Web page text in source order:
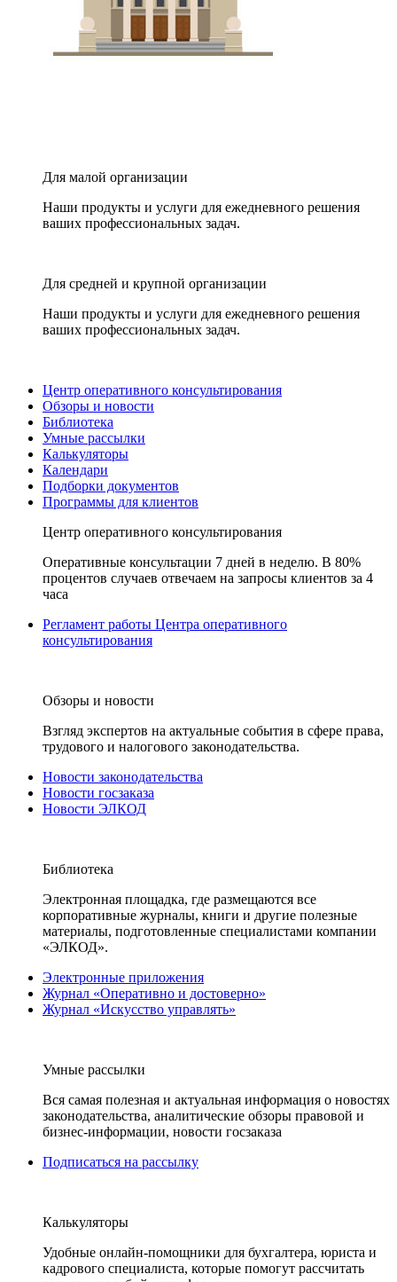
Для малой организации
Наши продукты и услуги для ежедневного решения
ваших профессиональных задач.
Для средней и крупной организации
Наши продукты и услуги для ежедневного решения
ваших профессиональных задач.
Центр оперативного консультирования
Обзоры и новости
Библиотека
Умные рассылки
Калькуляторы
Календари
Подборки документов
Программы для клиентов
Центр оперативного консультирования
Оперативные консультации 7 дней в неделю. В 80%
процентов случаев отвечаем на запросы клиентов за 4
часа
Регламент работы Центра оперативного
консультирования
Обзоры и новости
Взгляд экспертов на актуальные события в сфере права,
трудового и налогового законодательства.
Новости законодательства
Новости госзаказа
Новости ЭЛКОД
Библиотека
Электронная площадка, где размещаются все
корпоративные журналы, книги и другие полезные
материалы, подготовленные специалистами компании
«ЭЛКОД».
Электронные приложения
Журнал «Оперативно и достоверно»
Журнал «Искусство управлять»
Умные рассылки
Вся самая полезная и актуальная информация о новостях
законодательства, аналитические обзоры правовой и
бизнес-информации, новости госзаказа
Подписаться на рассылку
Калькуляторы
Удобные онлайн-помощники для бухгалтера, юриста и
кадрового специалиста, которые помогут рассчитать